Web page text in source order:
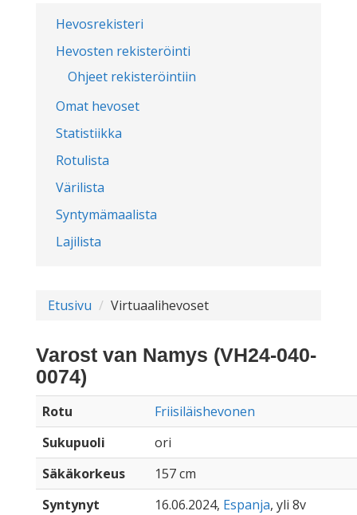
Hevosrekisteri
Hevosten rekisteröinti
Ohjeet rekisteröintiin
Omat hevoset
Statistiikka
Rotulista
Värilista
Syntymämaalista
Lajilista
Etusivu Virtuaalihevoset
Varost van Namys (VH24-040-
0074)
Rotu
Friisiläishevonen
Sukupuoli
ori
Säkäkorkeus
157 cm
Syntynyt
16.06.2024, Espanja, yli 8v